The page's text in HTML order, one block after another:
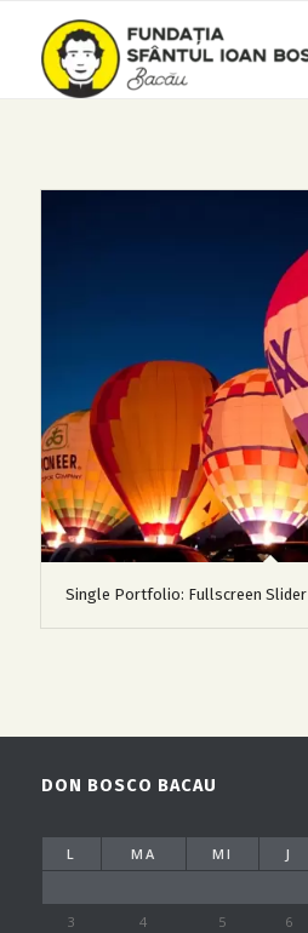
Single Portfolio: Fullscreen Slider
DON BOSCO BACAU
L MA MI J
3
4 5 6